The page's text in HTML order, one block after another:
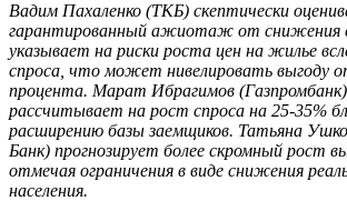
Вадим Пахаленко (ТКБ) скептически
гарантированный ажиотаж от снижения
указывает на риски роста цен на жилье
спроса, что может нивелировать выгоду
процента. Марат Ибрагимов
рассчитывает на рост спроса на 25-35%
расширению базы заемщиков. Татьяна
Банк) прогнозирует более скромный рост
отмечая ограничения в виде снижения
населения.